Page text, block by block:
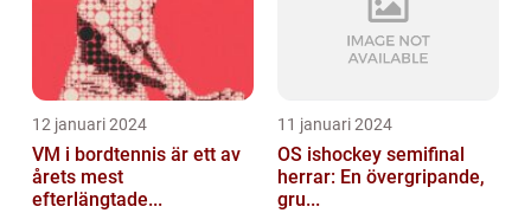
12 januari 2024
VM i bordtennis är ett av
årets mest
efterlängtade...
11 januari 2024
OS ishockey semifinal
herrar: En övergripande,
gru...